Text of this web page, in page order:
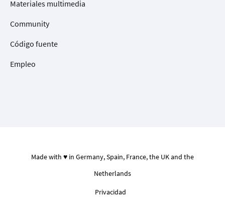
Materiales multimedia
Community
Código fuente
Empleo
Made with ♥ in Germany, Spain, France, the UK and the
Netherlands
Privacidad